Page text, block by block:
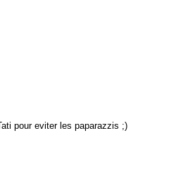
pour eviter les paparazzis ;)